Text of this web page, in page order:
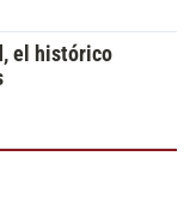
el histórico